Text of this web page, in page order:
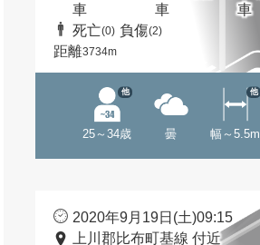
車
車
車
死亡(0) 負傷(2)
距離3734m
25～34歳
他
曇 幅～5.5m
他
2020年9月19日(土)09:15
上川郡比布町基線 付近